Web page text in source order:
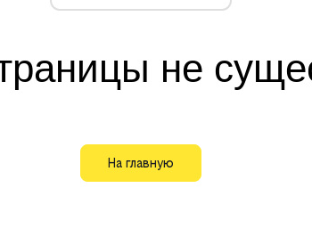
не
На главную